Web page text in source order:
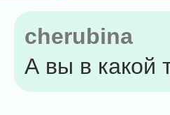
cherubina
А вы в какой